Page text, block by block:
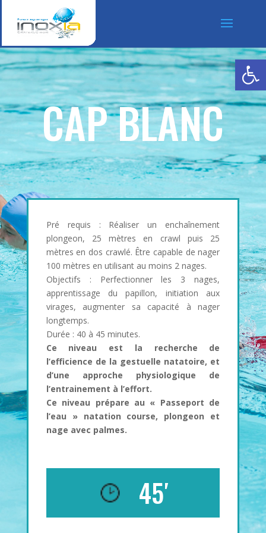
Ouvrir
CAP BLANC
Pré requis : Réaliser un enchaînement
plongeon, 25 mètres en crawl puis 25
mètres en dos crawlé. Être capable de nager
100 mètres en utilisant au moins 2 nages.
Objectifs : Perfectionner les 3 nages,
apprentissage du papillon, initiation aux
virages, augmenter sa capacité à nager
longtemps.
Durée : 40 à 45 minutes.
Ce niveau est la recherche de
l’efficience de la gestuelle natatoire, et
d’une approche physiologique de
l’entrainement à l’effort.
Ce niveau prépare au « Passeport de
l’eau » natation course, plongeon et
nage avec palmes.
45′